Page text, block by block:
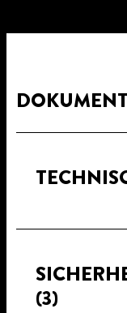
(3)